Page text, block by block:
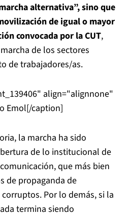
alternativa”, sino que
de igual o mayor
convocada por la CUT,
de los sectores
de trabajadores/as.
align="alignnone"
Emol[/caption]
la marcha ha sido
de lo institucional de
que más bien
de propaganda de
Por lo demás, si la
termina siendo